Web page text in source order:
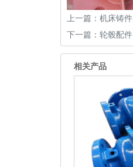
上一篇： 机床铸件
下一篇： 轮毂配件
相关产品